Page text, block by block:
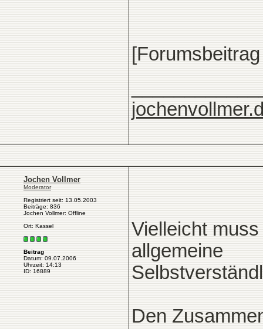
Jochen Vollmer
Moderator
Registriert seit: 13.05.2003
Beiträge: 836
Jochen Vollmer: Offline
Ort: Kassel
Beitrag
Datum: 09.07.2006
Uhrzeit: 14:13
ID: 16889
Vielleicht
allgemeine
Den